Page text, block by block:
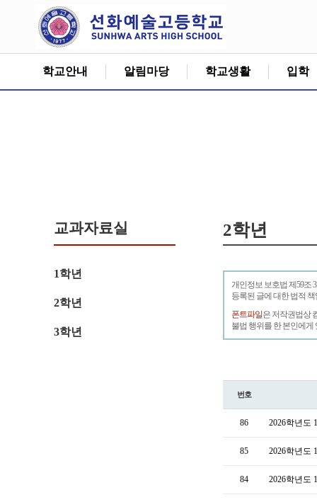
학교안내 알림마당 학교생활 입학
교과자료실
1학년
2학년
3학년
2학년
개인정보 보호법 제59조
등록된 글에 대한 법적
폰트파일은 저작권법상
불법 행위를 한 본인에게
번호
86 2026학년도
85 2026학년도
84 2026학년도